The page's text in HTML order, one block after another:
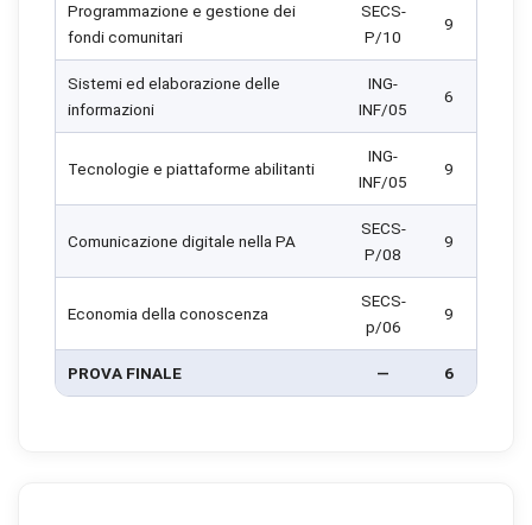
Programmazione e gestione dei
fondi comunitari
SECS-
P/10
9
Sistemi ed elaborazione delle
informazioni
ING-
INF/05
6
Tecnologie e piattaforme abilitanti
ING-
INF/05
9
Comunicazione digitale nella PA
SECS-
P/08
9
Economia della conoscenza
SECS-
p/06
9
PROVA FINALE — 6